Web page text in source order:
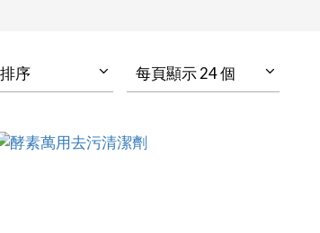
序 每頁顯示 24 個